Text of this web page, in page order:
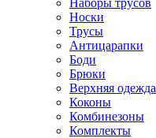
Носки
Трусы
Антицарапки
Боди
Брюки
Верхняя одежда
Коконы
Комбинезоны
Комплекты